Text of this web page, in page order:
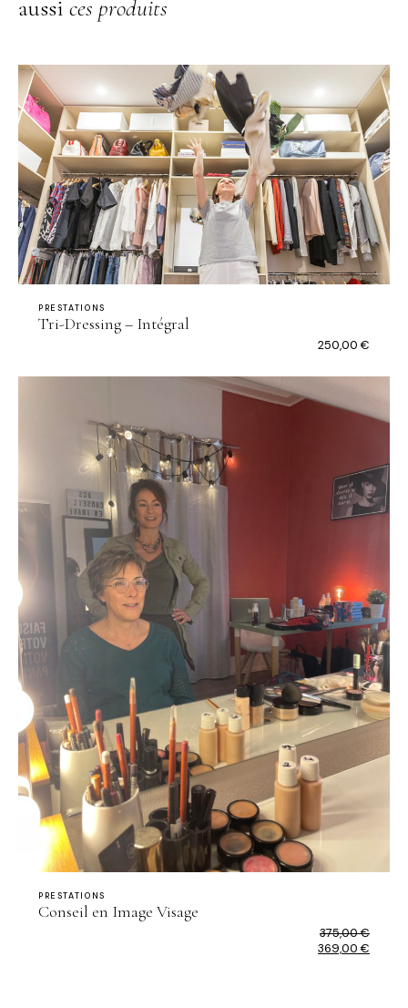
aussi ces produits
PRESTATIONS
Tri-Dressing – Intégral
250,00€
PRESTATIONS
Conseil en Image Visage
375,00€
369,00€